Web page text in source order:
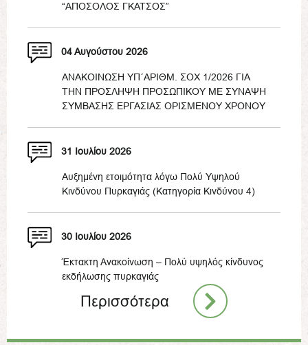
“ΑΠΟΣΟΛΟΣ ΓΚΑΤΣΟΣ”
04 Αυγούστου 2026
ΑΝΑΚΟΙΝΩΣΗ ΥΠ΄ΑΡΙΘΜ. ΣΟΧ 1/2026 ΓΙΑ
ΤΗΝ ΠΡΟΣΛΗΨΗ ΠΡΟΣΩΠΙΚΟΥ ΜΕ ΣΥΝΑΨΗ
ΣΥΜΒΑΣΗΣ ΕΡΓΑΣΙΑΣ ΟΡΙΣΜΕΝΟΥ ΧΡΟΝΟΥ
31 Ιουλίου 2026
Αυξημένη ετοιμότητα λόγω Πολύ Υψηλού
Κινδύνου Πυρκαγιάς (Κατηγορία Κινδύνου 4)
30 Ιουλίου 2026
Έκτακτη Ανακοίνωση – Πολύ υψηλός κίνδυνος
εκδήλωσης πυρκαγιάς
Περισσότερα